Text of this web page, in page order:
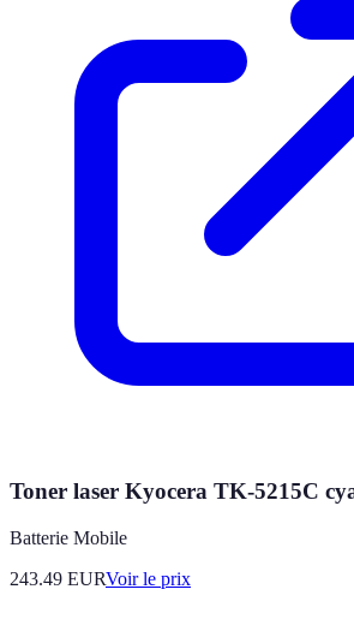
Toner laser Kyocera TK-5215C
Batterie Mobile
243.49 EURVoir le prix